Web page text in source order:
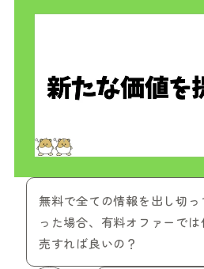
無料で全ての情報を出し切っ
った場合、有料オファーでは
売すれば良いの？